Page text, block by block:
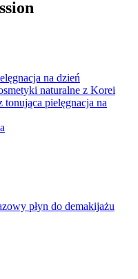
na dzień
naturalne z Korei
pielęgnacja na
płyn do demakijażu